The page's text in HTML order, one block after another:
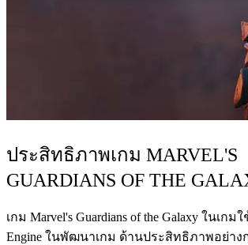
ประสิทธิภาพเกม MARVEL'S
GUARDIANS OF THE
เกม Marvel's Guardians of the Galaxy ในเกม
Engine ในพัฒนาเกม ด้านประสิทธิภาพอย่าง